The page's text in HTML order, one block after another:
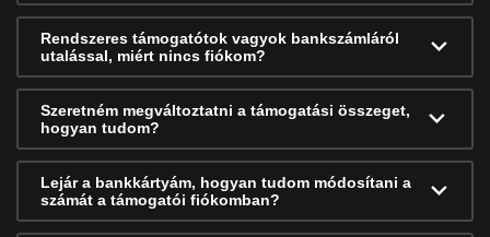
Rendszeres támogatótok vagyok bankszámláról
utalással, miért nincs fiókom?
Szeretném megváltoztatni a támogatási összeget,
hogyan tudom?
Lejár a bankkártyám, hogyan tudom módosítani a
számát a támogatói fiókomban?